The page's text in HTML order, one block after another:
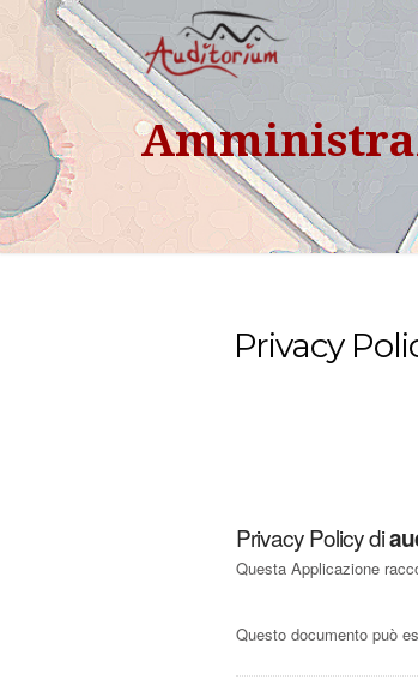
Privacy
Privacy Policy di
Questa Applicazione
Questo documento può